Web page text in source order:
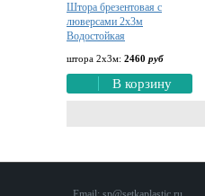
Штора брезентовая с
люверсами 2х3м
Водостойкая
штора 2х3м: 2460 руб
В корзину